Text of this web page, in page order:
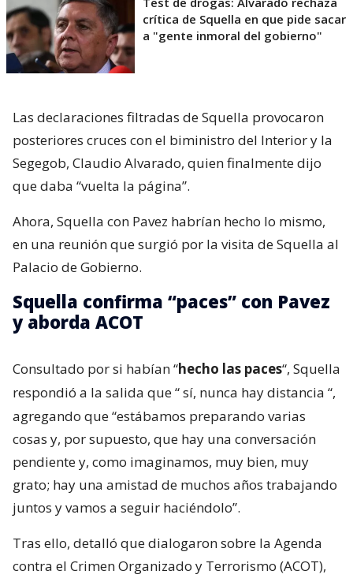
crítica de Squella en que pide sacar
a "gente inmoral del gobierno"
Las declaraciones filtradas de Squella provocaron
posteriores cruces con el biministro del Interior y la
Segegob, Claudio Alvarado, quien finalmente dijo
que daba “vuelta la página”.
Ahora, Squella con Pavez habrían hecho lo mismo,
en una reunión que surgió por la visita de Squella al
Palacio de Gobierno.
Squella confirma “paces” con Pavez
y aborda ACOT
Consultado por si habían “hecho las paces“, Squella
respondió a la salida que “sí, nunca hay distancia “,
agregando que “estábamos preparando varias
cosas y, por supuesto, que hay una conversación
pendiente y, como imaginamos, muy bien, muy
grato; hay una amistad de muchos años trabajando
juntos y vamos a seguir haciéndolo”.
Tras ello, detalló que dialogaron sobre la Agenda
contra el Crimen Organizado y Terrorismo (ACOT),